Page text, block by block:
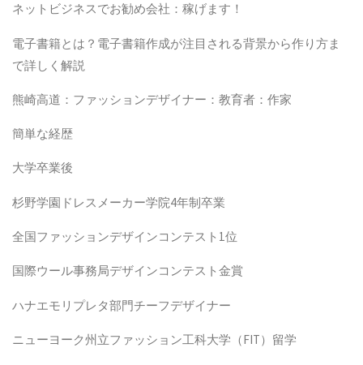
ネットビジネスでお勧め会社：稼げます！
電子書籍とは？電子書籍作成が注目される背景から作り方ま
で詳しく解説
熊崎高道：ファッションデザイナー：教育者：作家
簡単な経歴
大学卒業後
杉野学園ドレスメーカー学院4年制卒業
全国ファッションデザインコンテスト 1位
国際ウール事務局デザインコンテスト金賞
ハナエモリプレタ部門チーフデザイナー
ニューヨーク州立ファッション工科大学（FIT）留学